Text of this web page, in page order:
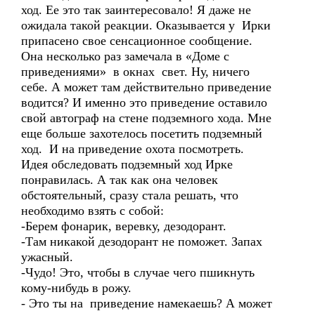
ход. Ее это так заинтересовало! Я даже не
ожидала такой реакции. Оказывается у Ирки
припасено свое сенсационное сообщение.
Она несколько раз замечала в «Доме с
приведениями» в окнах свет. Ну, ничего
себе. А может там действительно приведение
водится? И именно это приведение оставило
свой автограф на стене подземного хода. Мне
еще больше захотелось посетить подземный
ход. И на приведение охота посмотреть.
Идея обследовать подземный ход Ирке
понравилась. А так как она человек
обстоятельный, сразу стала решать, что
необходимо взять с собой:
-Берем фонарик, веревку, дезодорант.
-Там никакой дезодорант не поможет. Запах
ужасный.
-Чудо! Это, чтобы в случае чего пшикнуть
кому-нибудь в рожу.
- Это ты на приведение намекаешь? А может